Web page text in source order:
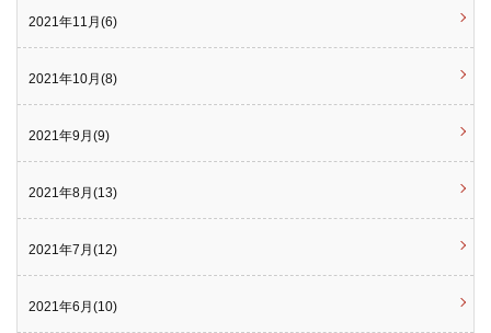
2021年11月(6)
2021年10月(8)
2021年9月(9)
2021年8月(13)
2021年7月(12)
2021年6月(10)